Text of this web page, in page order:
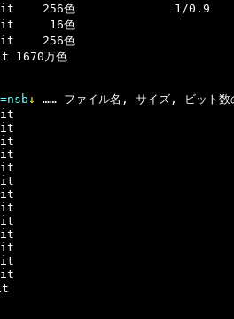
256色              1/0.9
16色
256色
1670万色
↓
…… ファイル名, サイズ, ビット数